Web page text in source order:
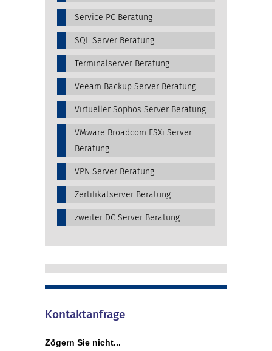
Service PC Beratung
SQL Server Beratung
Terminalserver Beratung
Veeam Backup Server Beratung
Virtueller Sophos Server Beratung
VMware Broadcom ESXi Server
Beratung
VPN Server Beratung
Zertifikatserver Beratung
zweiter DC Server Beratung
Kontaktanfrage
Zögern Sie nicht...